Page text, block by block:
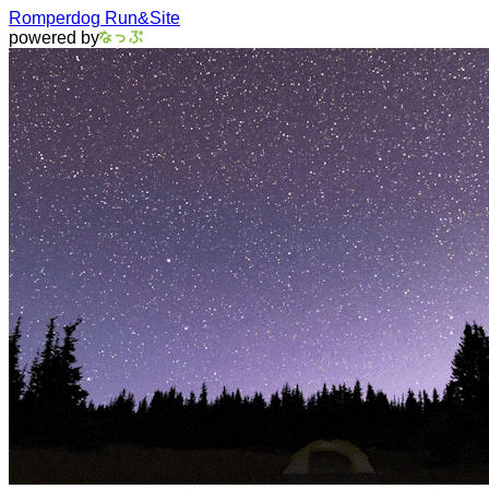
Romperdog Run&Site
powered by